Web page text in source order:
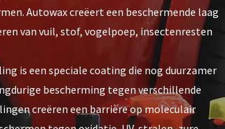
Autowax creëert een beschermende laag
van vuil, stof, vogelpoep, insectenresten
is een speciale coating die nog duurzamer
bescherming tegen verschillende
creëren een barrière op moleculair